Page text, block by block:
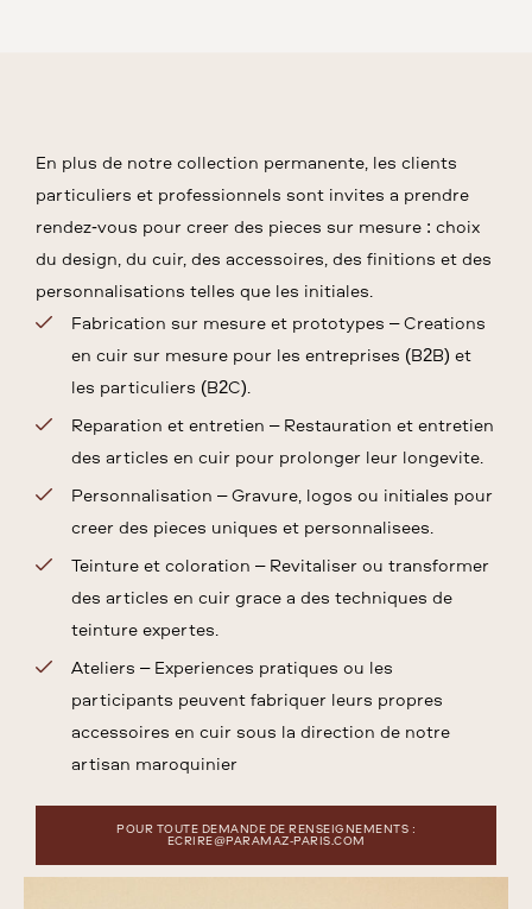
En plus de notre collection permanente, les clients
particuliers et professionnels sont invités à prendre
rendez-vous pour créer des pièces sur mesure : choix
du design, du cuir, des accessoires, des finitions et des
personnalisations telles que les initiales.
Fabrication sur mesure et prototypes – Créations
en cuir sur mesure pour les entreprises (B2B) et
les particuliers (B2C).
Réparation et entretien – Restauration et entretien
des articles en cuir pour prolonger leur longévité.
Personnalisation – Gravure, logos ou initiales pour
créer des pièces uniques et personnalisées.
Teinture et coloration – Revitaliser ou transformer
des articles en cuir grâce à des techniques de
teinture expertes.
Ateliers – Expériences pratiques où les
participants peuvent fabriquer leurs propres
accessoires en cuir sous la direction de notre
artisan maroquinier
POUR TOUTE DEMANDE DE RENSEIGNEMENTS :
ECRIRE@PARAMAZ-PARIS.COM